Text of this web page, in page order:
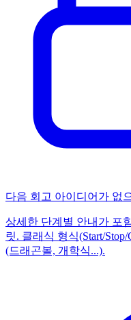
다음 회고 아이디어가 없
상세한 단계별 안내가 포
릿. 클래식 형식(Start/
(드래곤볼, 개학식...).